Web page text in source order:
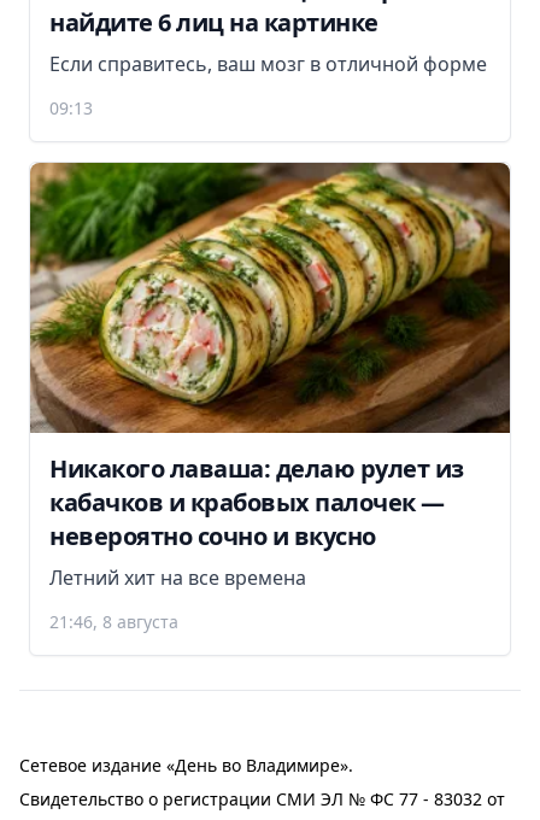
найдите 6 лиц на картинке
Если справитесь, ваш мозг в отличной форме
09:13
Никакого лаваша: делаю рулет из
кабачков и крабовых палочек —
невероятно сочно и вкусно
Летний хит на все времена
21:46, 8 августа
Сетевое издание «День во Владимире».
Свидетельство о регистрации СМИ ЭЛ № ФС 77 - 83032 от